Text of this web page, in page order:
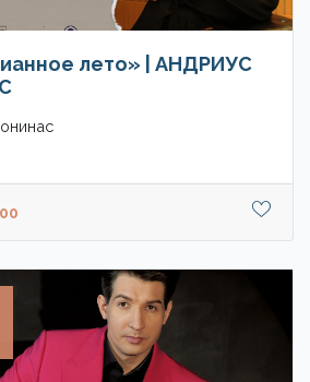
лето» | АНДРИУС